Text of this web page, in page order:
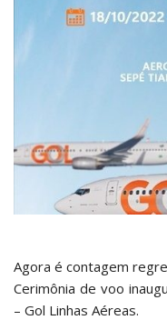
Agora é contagem
Cerimônia de voo
– Gol Linhas Aéreas.